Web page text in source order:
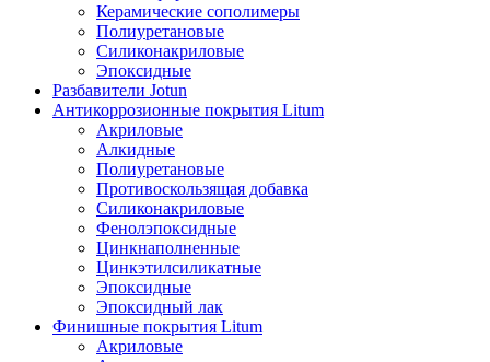
Керамические сополимеры
Полиуретановые
Силиконакриловые
Эпоксидные
Разбавители Jotun
Антикоррозионные покрытия Litum
Акриловые
Алкидные
Полиуретановые
Противоскользящая добавка
Силиконакриловые
Фенолэпоксидные
Цинкнаполненные
Цинкэтилсиликатные
Эпоксидные
Эпоксидный лак
Финишные покрытия Litum
Акриловые